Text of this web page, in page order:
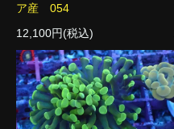
ア産 054
12,100円(税込)